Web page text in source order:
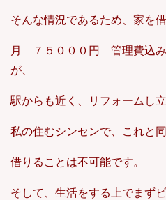
そんな情況であるため、家を借
月 ７５０００円 管理費込
が、
駅からも近く、リフォームし
私の住むシンセンで、これと
借りることは不可能です。
そして、生活をする上でまず